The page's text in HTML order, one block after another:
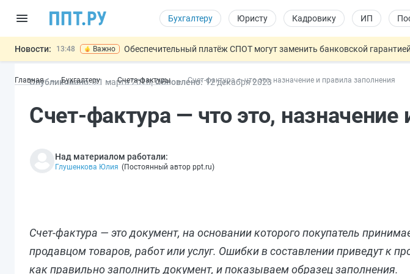
Бухгалтеру Юристу Кадровику ИП
Новости: 13:48 Важно Обеспечительный платёж СПОТ могут заменить банковской гарантией
11:23 Минпромторг предлагает новые формы сертификата и декларации о
14:21
На оплату эвакуации автомобиля предложили давать скидку#физлицу
Главная Бухгалтеру Счета-фактуры Счет-фактура — что это, назначение и правила заполнения
Опубликовано: 21 марта2018 Обновлено: 12 декабря2023
Счет-фактура — что это, назначение
Над материалом работали:
Глушенкова Юлия (Постоянный автор ppt.ru)
Счет-фактура — это документ, на основании которого покупатель
продавцом товаров, работ или услуг. Ошибки в составлении приведут
как правильно заполнить документ, и показываем образец заполнения.